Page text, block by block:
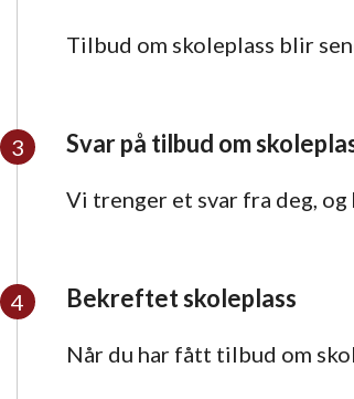
Tilbud om skoleplass blir
Svar på tilbud om
Vi trenger et svar fra deg,
Bekreftet skoleplass
Når du har fått tilbud om